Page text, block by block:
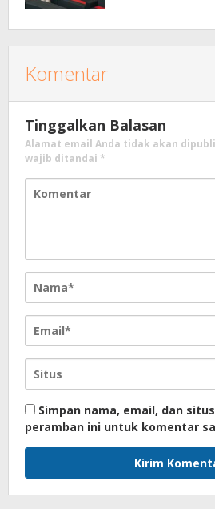
Komentar
Tinggalkan Balasan
Alamat email Anda tidak akan
wajib ditandai *
Simpan nama, email, dan
peramban ini untuk komentar